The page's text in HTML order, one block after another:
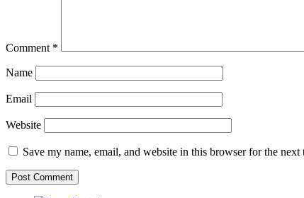
Comment *
Name
Email
Website
Save my name, email, and website in this browser for the next